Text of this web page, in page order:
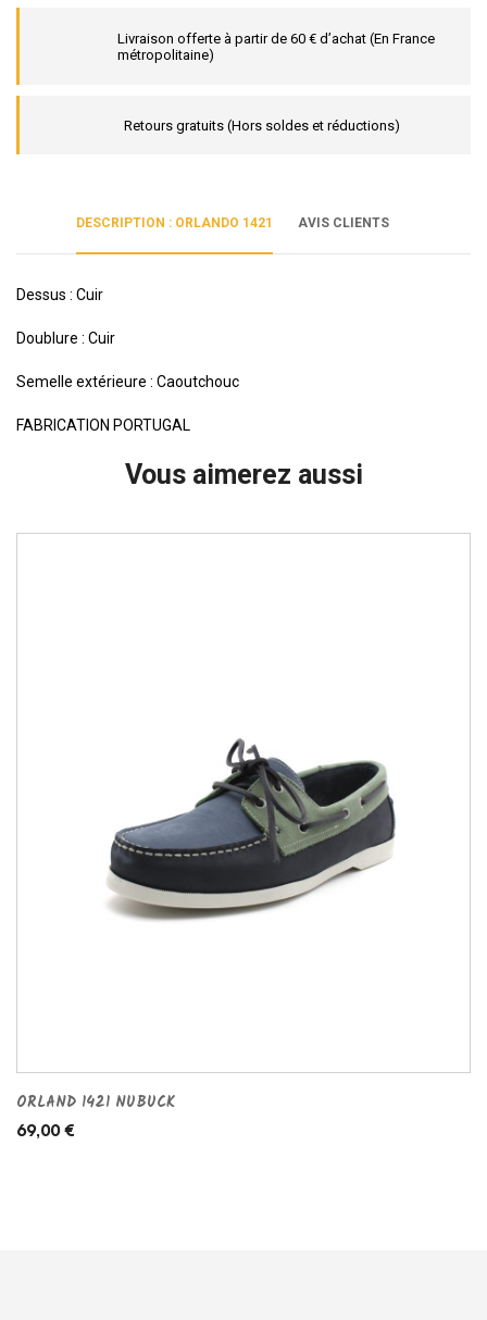
Livraison offerte à partir de 60 € d’achat (En France
métropolitaine)
Retours gratuits (Hors soldes et réductions)
DESCRIPTION : ORLANDO 1421 AVIS CLIENTS
Dessus : Cuir
Doublure : Cuir
Semelle extérieure : Caoutchouc
FABRICATION PORTUGAL
Vous aimerez aussi
ORLAND 1421 NUBUCK
69,00 €